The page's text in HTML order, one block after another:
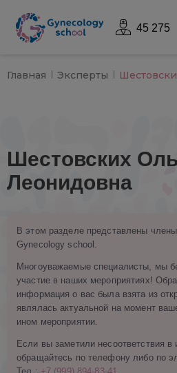
45 275
Главная Эксперты
Шестовских
Леонидовна
В этом разделе представлены
Gynecology school.
Многоуважаемые специалисты, мы
участие в наших мероприятиях!
информация о вас была взята из
являлась актуальной на момент
ином мероприятии.
Если вы заметили несоответствия
обращайтесь по телефону либо по